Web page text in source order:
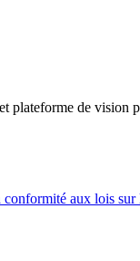
plateforme de vision
aux lois